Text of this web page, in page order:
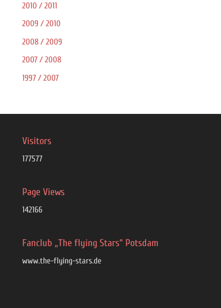
2010 / 2011
2009 / 2010
2008 / 2009
2007 / 2008
1997 / 2007
Visitors
177577
Page Views
142166
Fanclub „The flying Stars“ Potsdam
www.the-flying-stars.de